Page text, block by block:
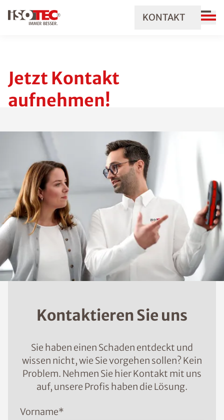
KONTAKT
Jetzt Kontakt
aufnehmen!
Kontaktieren Sie uns
Sie haben einen Schaden entdeckt und
wissen nicht, wie Sie vorgehen sollen? Kein
Problem. Nehmen Sie hier Kontakt mit uns
auf, unsere Profis haben die Lösung.
Vorname*